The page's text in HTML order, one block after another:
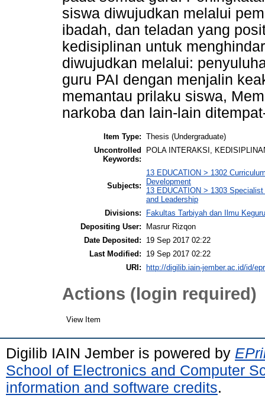
siswa diwujudkan melalui
ibadah, dan teladan yang
kedisiplinan untuk
diwujudkan melalui:
guru PAI dengan menjalin
memantau prilaku siswa,
narkoba dan lain-lain
Item Type: Thesis (Undergraduate)
Uncontrolled
Keywords:
POLA INTERAKSI,
Subjects:
13 EDUCATION > 1302
Development
13 EDUCATION > 1303
and Leadership
Divisions:
Fakultas Tarbiyah dan Ilmu
Depositing User:
Masrur Rizqon
Date Deposited:
19 Sep 2017 02:22
Last Modified:
19 Sep 2017 02:22
URI:
http://digilib.iain-jember.ac.id/id/
Actions (login required)
View Item
Digilib IAIN Jember is powered by
School of Electronics and Computer
information and software credits.